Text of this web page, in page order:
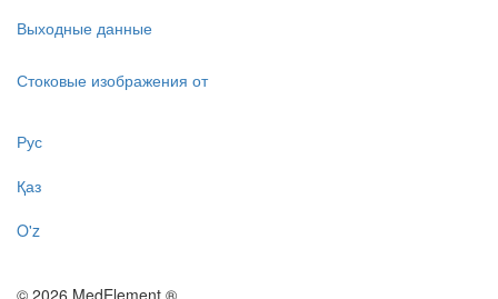
Выходные данные
Стоковые изображения от
Рус
Қаз
O'z
© 2026 MedElement ®